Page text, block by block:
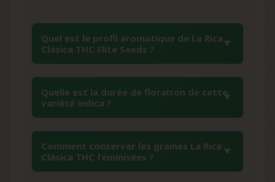
Quel est le profil aromatique de La Rica
Clásica THC Elite Seeds ?
La Rica Clásica THC se distingue par son
bouquet aromatique gourmand dominé par
tropicales, complétées par des touches de
terre humide et de caramel léger. En bouche,
les saveurs de melon mûr et de fruits d'été
Quelle est la durée de floraison de cette
variété indica ?
La Rica Clásica THC Elite Seeds présente une
floraison particulièrement rapide de 8 à 9
Comment conserver les graines La Rica
Clásica THC féminisées ?